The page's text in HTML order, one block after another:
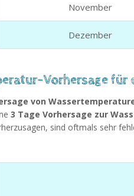
November
Dezember
Vorhersage für
von
3 Tage Vorhersage zur
sind oftmals sehr